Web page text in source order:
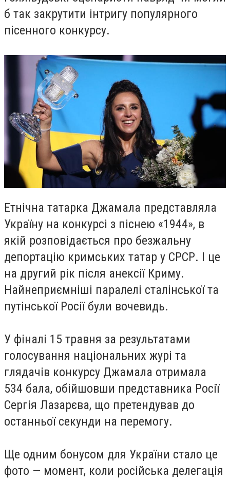
б так закрутити інтригу популярного
пісенного конкурсу.
Етнічна татарка Джамала представляла
Україну на конкурсі з піснею «1944», в
якій розповідається про безжальну
депортацію кримських татар у СРСР. І це
на другий рік після анексії Криму.
Найнеприємніші паралелі сталінської та
путінської Росії були вочевидь.
У фіналі 15 травня за результатами
голосування національних журі та
глядачів конкурсу Джамала отримала
534 бала, обійшовши представника Росії
Сергія Лазарєва, що претендував до
останньої секунди на перемогу.
Ще одним бонусом для України стало це
фото — момент, коли російська делегація